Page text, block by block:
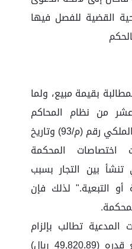
القضية للفصل فيها
بقيمة مبيع، ولما
من نظام المحاكم
التجارية الصادر بالمرسوم الملكي رقم (م/93) وتاريخ
اختصاصات المحكمة
التي تنشأ بين التجار بسبب
أو التبعية." لذلك فإن
تطالب بإلزام
المدعى عليها بدفع مبلغ قدره (49,820.89 ريال)